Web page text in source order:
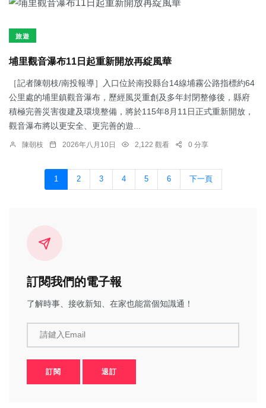
旅遊
埔里觀音瀑布11日起重新開放再綻風華
［記者陳朝枝/南投報導］入口位於南投縣台14線埔霧公路指標約64
公里處的埔里鎮觀音瀑布，歷經風災重創及多年封閉整修後，縣府
積極完善災害復建及環境整備，將於115年8月11日正式重新開放，
觀音瀑布將以更安全、更完善的遊...
陳朝枝 2026年八月10日 2,122 觀看 0 分享
1 2 3 4 5 6 下一頁
訂閱我們的電子報
了解時事、接收新知、在家也能當個知識通！
請鍵入Email
訂閱 退訂